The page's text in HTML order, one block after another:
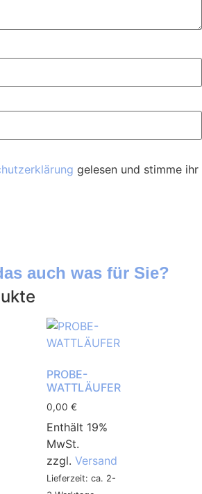
gelesen und stimme ihr
auch was für Sie?
PROBE-
WATTLÄUFER
0,00 €
Enthält 19%
MwSt.
zzgl. Versand
Lieferzeit: ca. 2-